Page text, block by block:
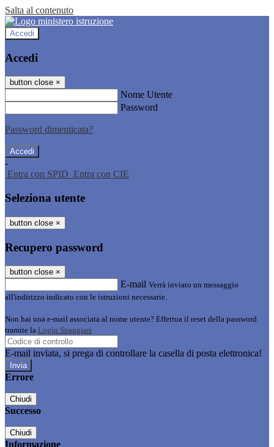
Salta al contenuto
Accedi
Accedi
button close ×
Nome Utente
Password
Password dimenticata?
-
Entra con SPID Entra con CIE
Seleziona utente
button close ×
Recupero password
button close ×
E-mail Verrà inviato un messaggio
all'indirizzo indicato con le istruzioni necessarie.
Non hai una e-mail associata al nome utente? Effettua il reset della password
tramite la Login Spaggiari
E-mail inviata, si prega di controllare la casella di posta elettronica!
Errore
Chiudi
Successo
Chiudi
Informazione